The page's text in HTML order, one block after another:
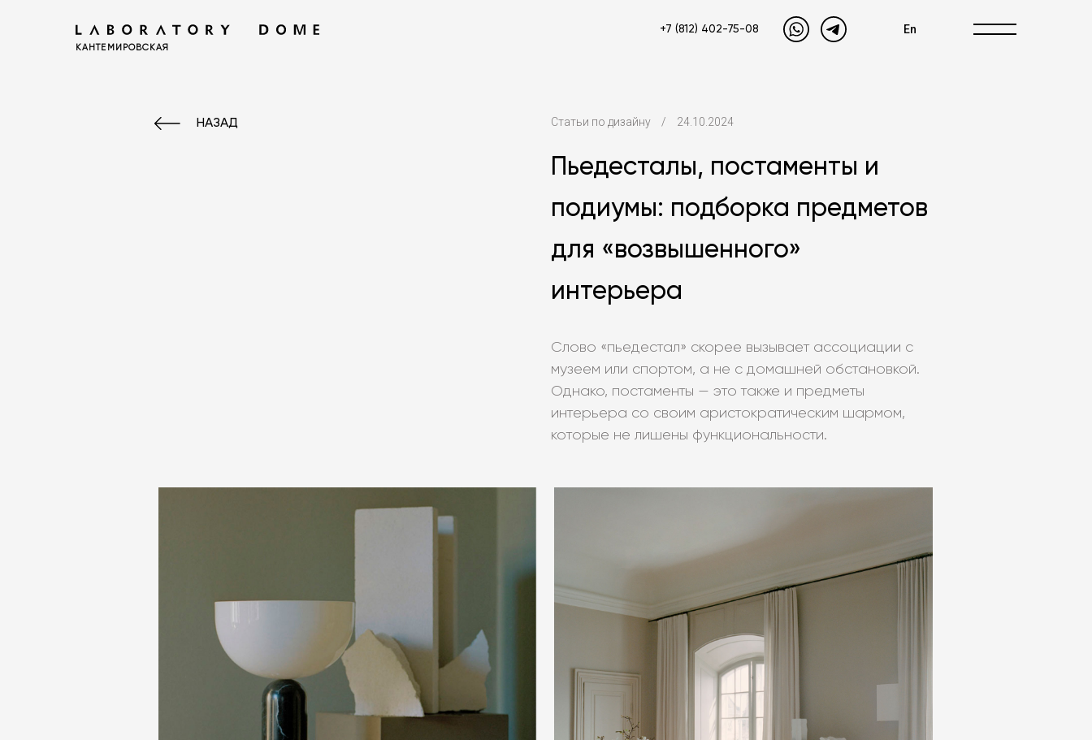
КАНТЕМИРОВСКАЯ
+7 (812) 402-75-08 En
НАЗАД Статьи по дизайну / 24.10.2024
Пьедесталы, постаменты и
подиумы: подборка предметов
для «возвышенного»
интерьера
Слово «пьедестал» скорее вызывает ассоциации с
музеем или спортом, а не с домашней обстановкой.
Однако, постаменты — это также и предметы
интерьера со своим аристократическим шармом,
которые не лишены функциональности.